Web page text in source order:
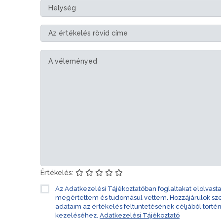
Értékelés:
Az Adatkezelési Tájékoztatóban foglaltakat
megértettem és tudomásul vettem. Hozzájárulok
adataim az értékelés feltüntetésének céljából
kezeléséhez. Adatkezelési Tájékoztató